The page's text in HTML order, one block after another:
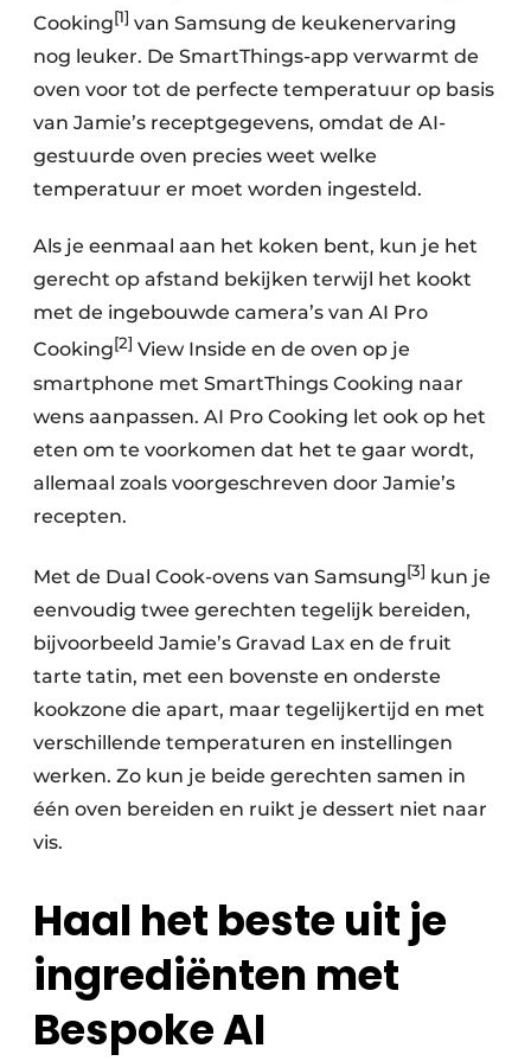
Cooking[1] van Samsung de keukenervaring
nog leuker. De SmartThings-app verwarmt de
oven voor tot de perfecte temperatuur op basis
van Jamie’s receptgegevens, omdat de AI-
gestuurde oven precies weet welke
temperatuur er moet worden ingesteld.
Als je eenmaal aan het koken bent, kun je het
gerecht op afstand bekijken terwijl het kookt
met de ingebouwde camera’s van AI Pro
Cooking[2] View Inside en de oven op je
smartphone met SmartThings Cooking naar
wens aanpassen. AI Pro Cooking let ook op het
eten om te voorkomen dat het te gaar wordt,
allemaal zoals voorgeschreven door Jamie’s
recepten.
Met de Dual Cook-ovens van Samsung[3] kun je
eenvoudig twee gerechten tegelijk bereiden,
bijvoorbeeld Jamie’s Gravad Lax en de fruit
tarte tatin, met een bovenste en onderste
kookzone die apart, maar tegelijkertijd en met
verschillende temperaturen en instellingen
werken. Zo kun je beide gerechten samen in
één oven bereiden en ruikt je dessert niet naar
vis.
Haal het beste uit je
ingrediënten met
Bespoke AI